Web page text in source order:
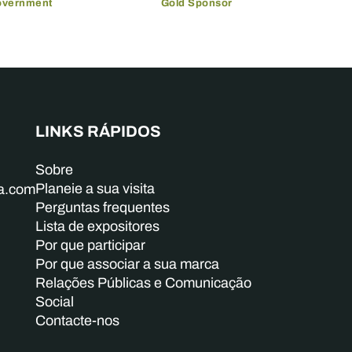
LINKS RÁPIDOS
Sobre
Planeie a sua visita
Perguntas frequentes
Lista de expositores
Por que participar
Por que associar a sua marca
Relações Públicas e Comunicação
Social
Contacte-nos